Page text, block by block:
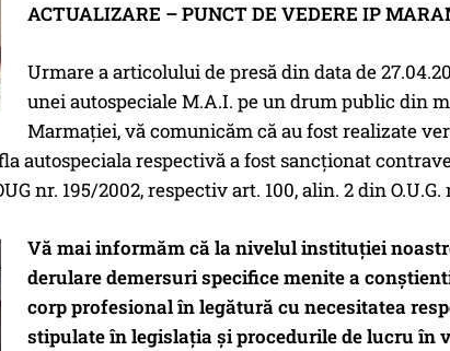
ACTUALIZARE – PUNCT DE VEDERE IP
Urmare a articolului de presă din data de
unei autospeciale M.A.I. pe un drum public din
Marmaţiei, vă comunicăm că au fost realizate
autospeciala respectivă a fost sancţionat
nr. 195/2002, respectiv art. 100, alin. 2 din O.U.G.
Vă mai informăm că la nivelul instituţiei
derulare demersuri specifice menite a
corp profesional în legătură cu necesitatea
stipulate în legislaţia şi procedurile de lucru în